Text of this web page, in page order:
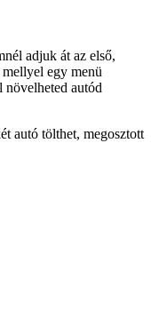
adjuk át az első,
egy menü
növelheted autód
autó tölthet, megosztott